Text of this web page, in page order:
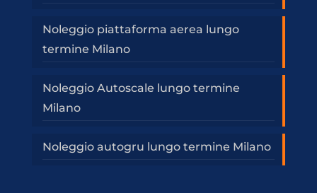
Noleggio piattaforma aerea lungo
termine Milano
Noleggio Autoscale lungo termine
Milano
Noleggio autogru lungo termine Milano